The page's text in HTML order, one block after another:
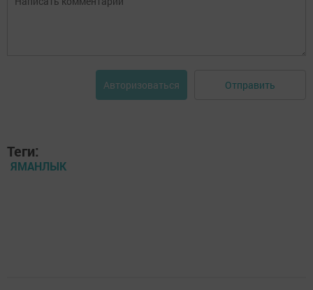
Авторизоваться Отправить
Теги:
ЯМАНЛЫК